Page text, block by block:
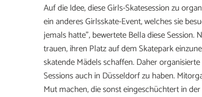
Auf die Idee, diese Girls-Skatesession zu
ein anderes Girlsskate-Event, welches sie
jemals hatte”, bewertete Bella diese
trauen, ihren Platz auf dem Skatepark
skatende Mädels schaffen. Daher
Sessions auch in Düsseldorf zu haben.
Mut machen, die sonst eingeschüchtert in